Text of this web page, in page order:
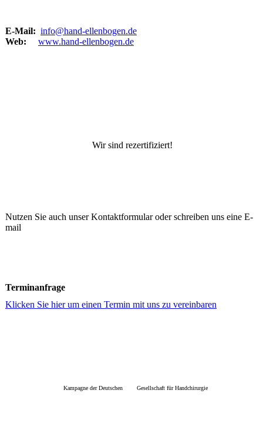
E-Mail: info@hand-ellenbogen.de
Web:
www.hand-ellenbogen.de
Wir sind rezertifiziert!
Nutzen Sie auch unser Kontaktformular oder schreiben uns eine E-
mail
Terminanfrage
Klicken Sie hier um einen Termin mit uns zu vereinbaren
Kampagne der Deutschen Gesellschaft für Handchirurgie